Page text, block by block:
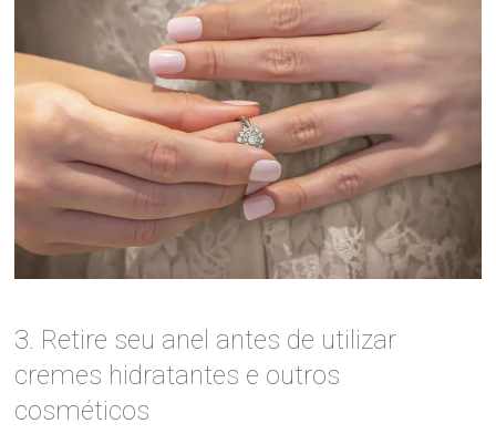
3. Retire seu anel antes de utilizar
cremes hidratantes e outros
cosméticos